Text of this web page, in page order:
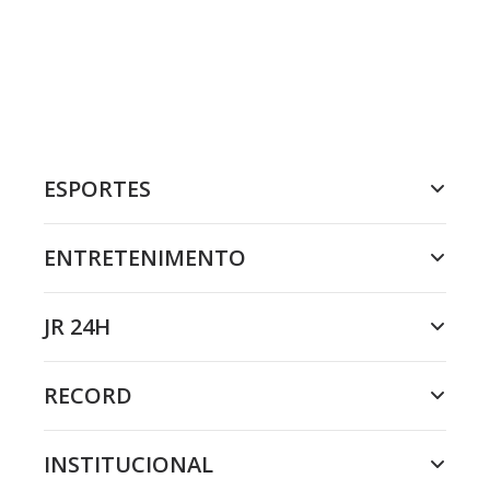
ESPORTES
ENTRETENIMENTO
JR 24H
RECORD
INSTITUCIONAL